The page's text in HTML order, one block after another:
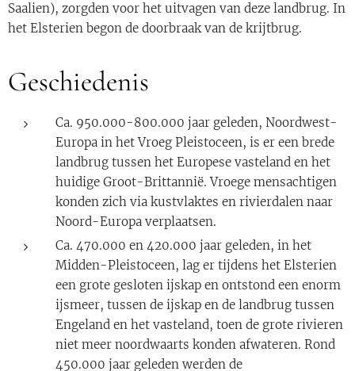
Saalien), zorgden voor het uitvagen van deze landbrug. In
het Elsterien begon de doorbraak van de krijtbrug.
Geschiedenis
Ca. 950.000-800.000 jaar geleden, Noordwest-
Europa in het Vroeg Pleistoceen, is er een brede
landbrug tussen het Europese vasteland en het
huidige Groot-Brittannië. Vroege mensachtigen
konden zich via kustvlaktes en rivierdalen naar
Noord-Europa verplaatsen.
Ca. 470.000 en 420.000 jaar geleden, in het
Midden-Pleistoceen, lag er tijdens het Elsterien
een grote gesloten ijskap en ontstond een enorm
ijsmeer, tussen de ijskap en de landbrug tussen
Engeland en het vasteland, toen de grote rivieren
niet meer noordwaarts konden afwateren. Rond
450.000 jaar geleden werden de